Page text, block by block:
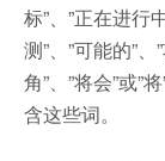
标”、”正在进行
测”、”可能的”、
角”、”将会”或”
含这些词。